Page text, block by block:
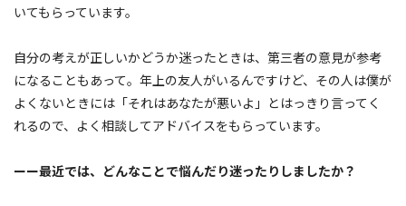
いてもらっています。
自分の考えが正しいかどうか迷ったときは、第三者の意見が参考
になることもあって。年上の友人がいるんですけど、その人は僕が
よくないときには「それはあなたが悪いよ」とはっきり言ってく
れるので、よく相談してアドバイスをもらっています。
ーー最近では、どんなことで悩んだり迷ったりしましたか？